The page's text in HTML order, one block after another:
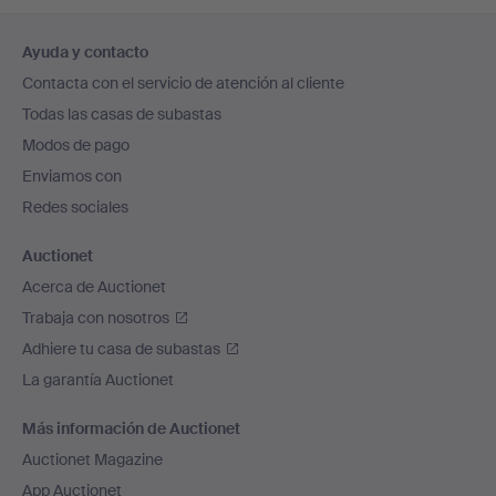
en
el
pie
de
página
Ayuda y contacto
Contacta con el servicio de atención al cliente
Todas las casas de subastas
Modos de pago
Enviamos con
Redes sociales
Auctionet
Acerca de Auctionet
Trabaja con nosotros
Adhiere tu casa de subastas
La garantía Auctionet
Más información de Auctionet
Auctionet Magazine
App Auctionet